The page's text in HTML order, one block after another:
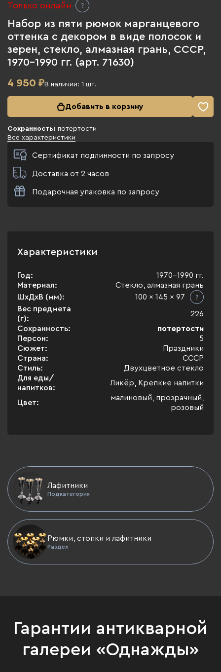
Только онлайн
Набор из пяти рюмок марганцевого
оттенка с декором в виде полосок и
зерен, стекло, алмазная грань, СССР,
1970-1990 гг. (арт. 71630)
4 950 ₽В наличии: 1 шт.
Добавить в корзину
Сохранность: потертости
Все характеристики
Сертификат подлинности по запросу
Доставка от 2 часов
Подарочная упаковка по запросу
Характеристики
Год:
1970-1990 гг.
Материал:
Стекло, алмазная грань
ШхДхВ (мм):
100 x 145 x 97
Вес предмета
(г):
226
Сохранность:
потертости
Персон:
5
Сюжет:
Праздники
Страна:
СССР
Стиль:
Двухцветное стекло
Для еды/
напитков:
Ликёр, Крепкие напитки
Цвет:
малиновый, прозрачный,
розовый
Лафитники
Подкатегория
Рюмки, стопки и лафитники
Раздел
Гарантии антикварной
галереи «Однажды»